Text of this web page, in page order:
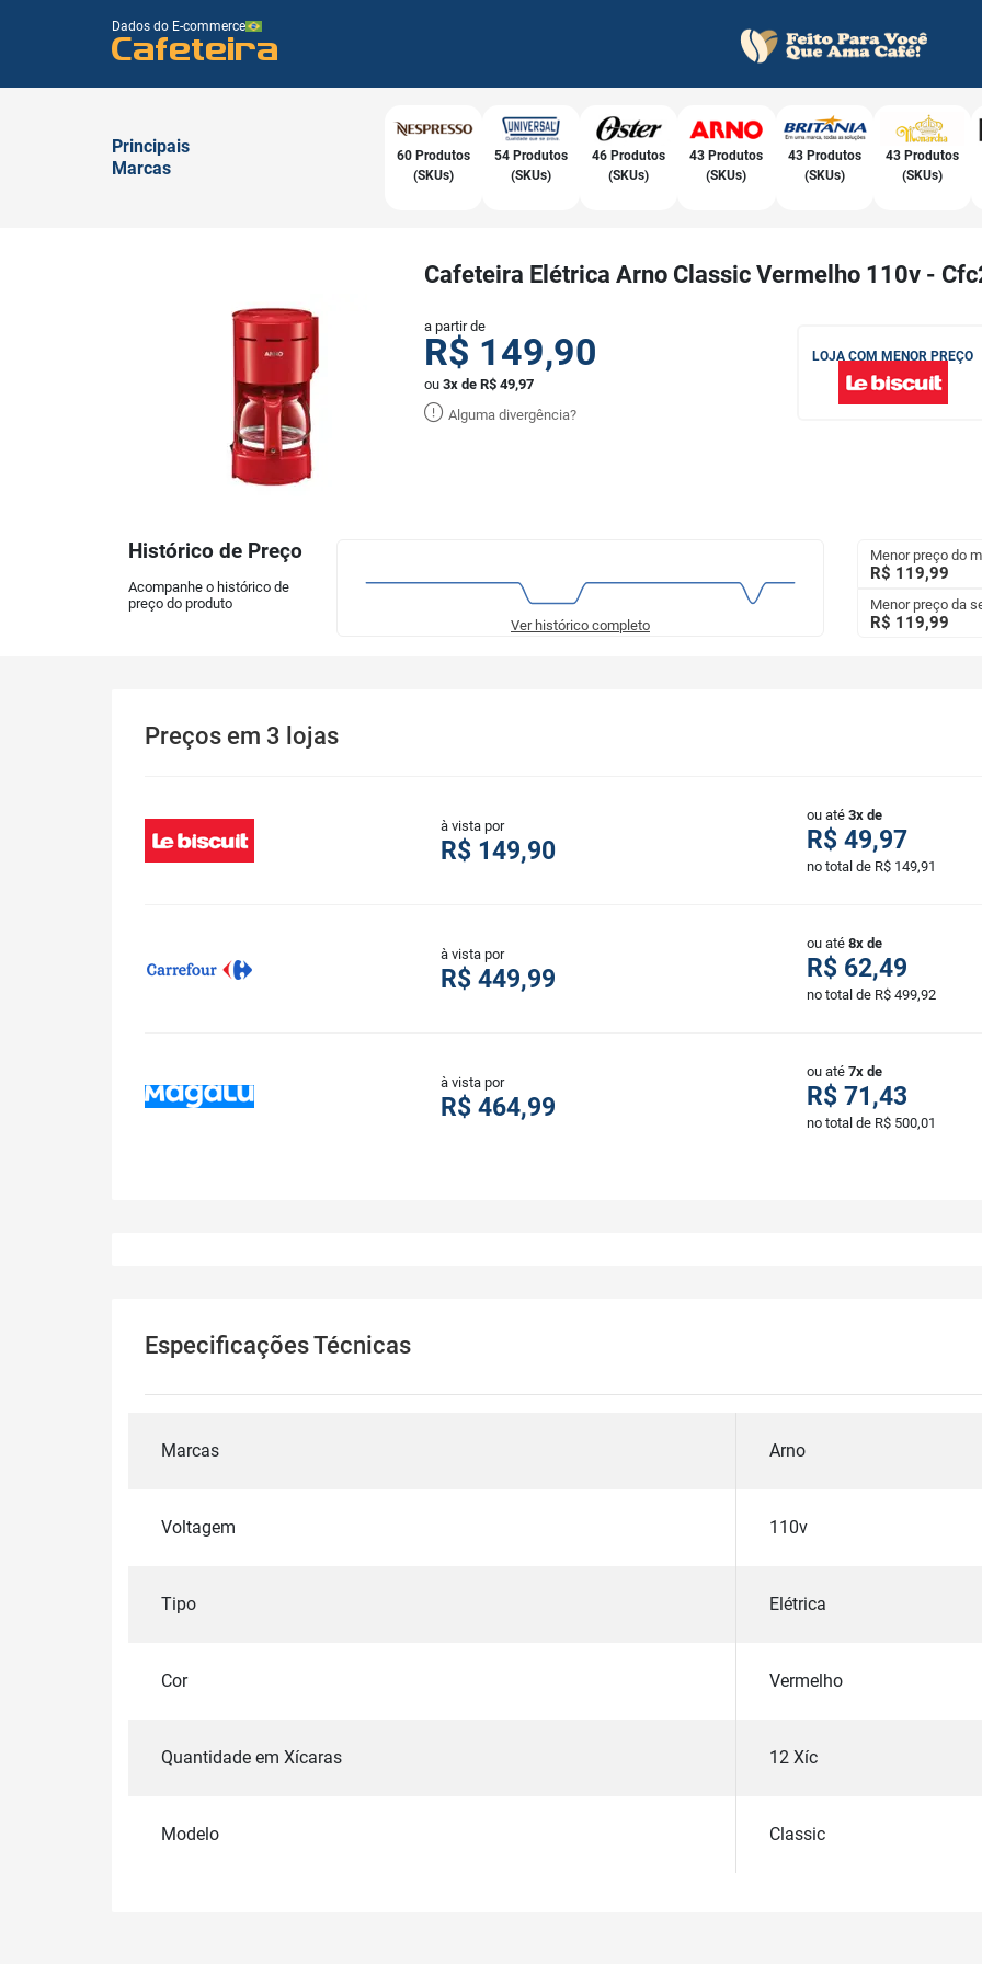
Dados do E-commerce
Cafeteira
Principais
Marcas
60 Produtos
(SKUs)
54 Produtos
(SKUs)
46 Produtos
(SKUs)
43 Produtos
(SKUs)
43 Produtos
(SKUs)
43 Produtos
(SKUs)
Cafeteira Elétrica Arno Classic Vermelho 110v -
a partir de
R$ 149,90
ou 3x de R$ 49,97
Alguma divergência?
LOJA COM MENOR PREÇO
Histórico de Preço
Acompanhe o histórico de
preço do produto
Ver histórico completo
Menor preço do
R$ 119,99
Menor preço da
R$ 119,99
Preços em 3 lojas
à vista por
R$ 149,90
ou até 3x de
R$ 49,97
no total de R$ 149,91
à vista por
R$ 449,99
ou até 8x de
R$ 62,49
no total de R$ 499,92
à vista por
R$ 464,99
ou até 7x de
R$ 71,43
no total de R$ 500,01
Especificações Técnicas
Marcas Arno
Voltagem 110v
Tipo Elétrica
Cor Vermelho
Quantidade em Xícaras 12 Xíc
Modelo Classic